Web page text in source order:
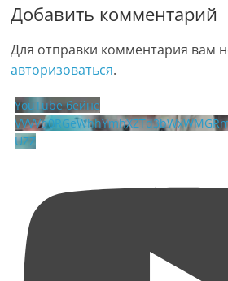
Добавить комментарий
Для отправки комментария вам
авторизоваться.
YouTube бейне
UZZ